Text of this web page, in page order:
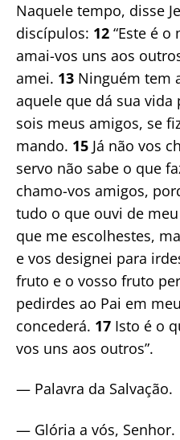
Naquele tempo, disse
discípulos: 12 “Este é
amai-vos uns aos
amei. 13 Ninguém tem
aquele que dá sua vida
sois meus amigos, se
mando. 15 Já não vos
servo não sabe o que
chamo-vos amigos,
tudo o que ouvi de meu
que me escolhestes,
e vos designei para
fruto e o vosso fruto
pedirdes ao Pai em
concederá. 17 Isto é o
vos uns aos outros”.
— Palavra da Salvação.
— Glória a vós, Senhor.